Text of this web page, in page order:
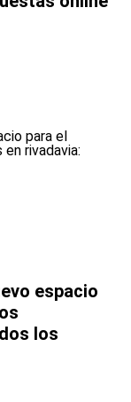
espacio
los